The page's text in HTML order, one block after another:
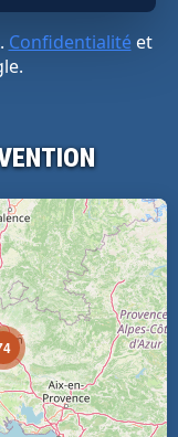
Confidentialitéet